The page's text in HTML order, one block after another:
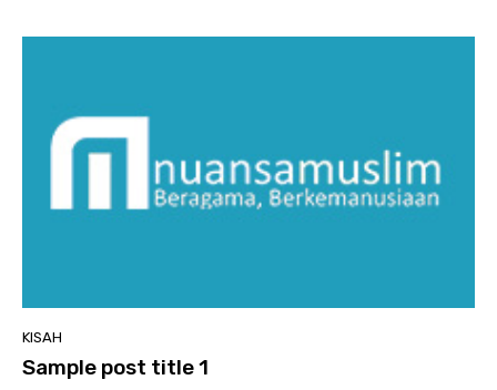
KISAH
Sample post title 1